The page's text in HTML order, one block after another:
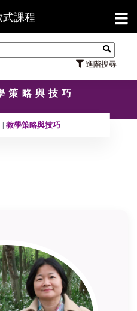
式課程
進階搜尋
【
略與技巧
教學策略與技巧